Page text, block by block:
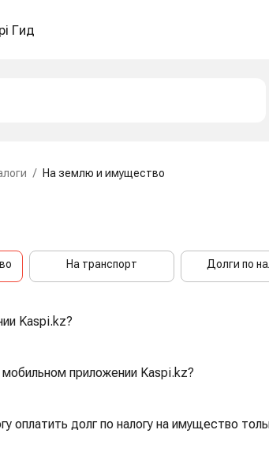
Гид
/ На землю и имущество
На транспорт Долги по
Kaspi.kz?
приложении Kaspi.kz?
оплатить долг по налогу на имущество